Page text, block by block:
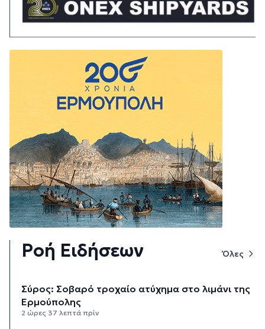
Ροή Ειδήσεων Όλες
Σύρος: Σοβαρό τροχαίο ατύχημα στο λιμάνι της
Ερμούπολης
2 ώρες 37 λεπτά πρίν